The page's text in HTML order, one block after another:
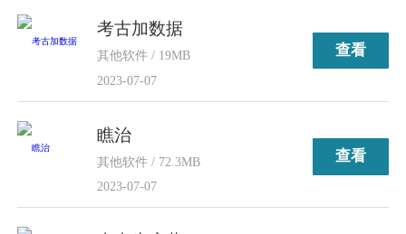
考古加数据
其他软件 / 19MB
2023-07-07
查看
瞧治
其他软件 / 72.3MB
2023-07-07
查看